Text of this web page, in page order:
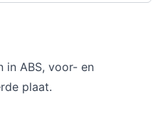
in ABS, voor- en
plaat.